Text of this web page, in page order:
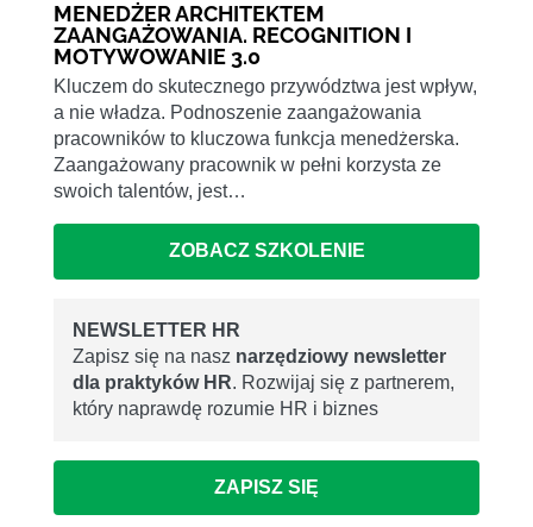
MENEDŻER ARCHITEKTEM
ZAANGAŻOWANIA. RECOGNITION I
MOTYWOWANIE 3.0
Kluczem do skutecznego przywództwa jest wpływ,
a nie władza. Podnoszenie zaangażowania
pracowników to kluczowa funkcja menedżerska.
Zaangażowany pracownik w pełni korzysta ze
swoich talentów, jest…
ZOBACZ SZKOLENIE
NEWSLETTER HR
Zapisz się na nasz narzędziowy newsletter
dla praktyków HR. Rozwijaj się z partnerem,
który naprawdę rozumie HR i biznes
ZAPISZ SIĘ